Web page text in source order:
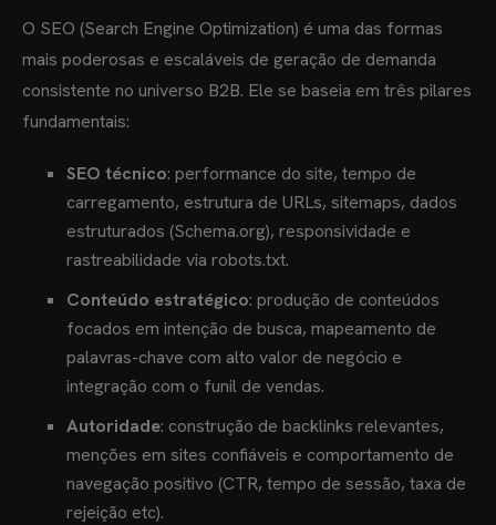
O SEO (Search Engine Optimization) é uma das formas
mais poderosas e escaláveis de geração de demanda
consistente no universo B2B. Ele se baseia em três pilares
fundamentais:
SEO técnico: performance do site, tempo de
carregamento, estrutura de URLs, sitemaps, dados
estruturados (Schema.org), responsividade e
rastreabilidade via robots.txt.
Conteúdo estratégico: produção de conteúdos
focados em intenção de busca, mapeamento de
palavras-chave com alto valor de negócio e
integração com o funil de vendas.
Autoridade: construção de backlinks relevantes,
menções em sites confiáveis e comportamento de
navegação positivo (CTR, tempo de sessão, taxa de
rejeição etc).